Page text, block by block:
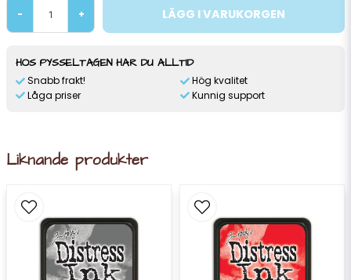
- + LÄGG I VARUKORGEN
HOS PYSSELTAGEN HAR DU ALLTID
Snabb frakt!
Låga priser
Hög kvalitet
Kunnig support
Liknande produkter